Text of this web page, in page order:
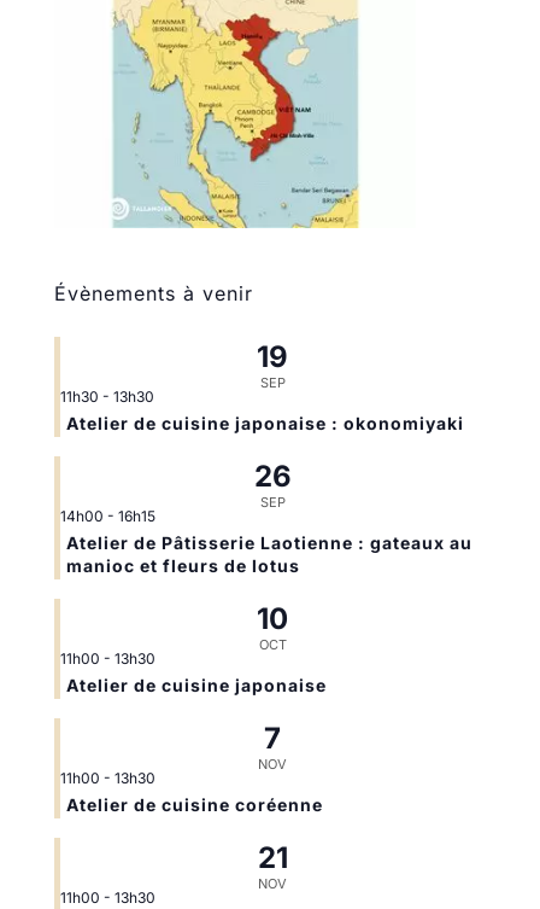
Évènements à venir
19
SEP
11h30 - 13h30
Atelier de cuisine japonaise : okonomiyaki
26
SEP
14h00 - 16h15
Atelier de Pâtisserie Laotienne : gateaux au
manioc et fleurs de lotus
10
OCT
11h00 - 13h30
Atelier de cuisine japonaise
7
NOV
11h00 - 13h30
Atelier de cuisine coréenne
21
NOV
11h00 - 13h30